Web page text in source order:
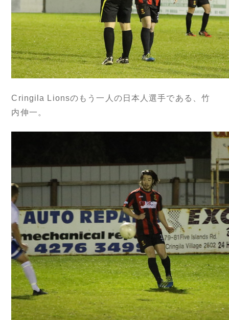
Cringila Lionsのもう一人の日本人選手である、竹
内伸一。